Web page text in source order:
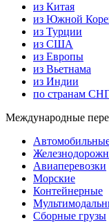
из Китая
из Южной
из Турции
из США
из Европы
из Вьетнама
из Индии
по странам
Международные
Авиаперевозки
Морские
Контейнерные
Сборные грузы